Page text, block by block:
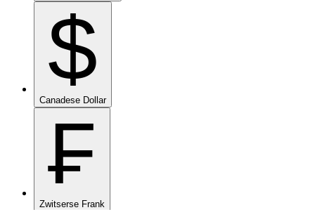
$
Canadese Dollar
₣
Zwitserse Frank